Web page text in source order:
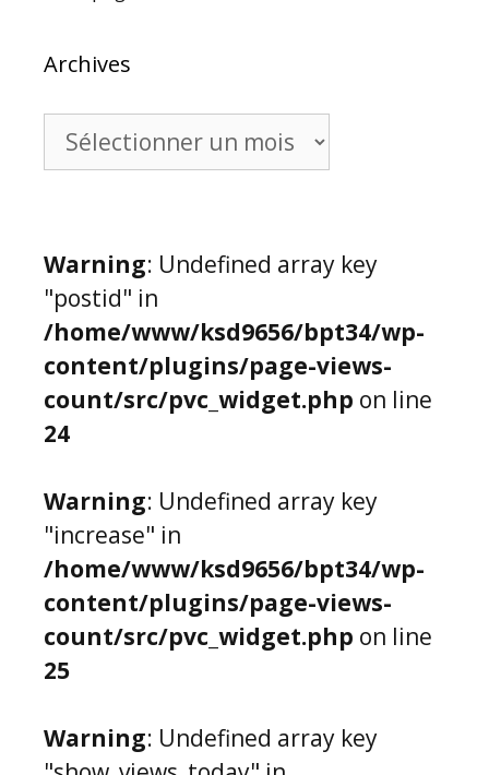
Archives
Warning: Undefined array key
"postid" in
/home/www/ksd9656/bpt34/wp-
content/plugins/page-views-
count/src/pvc_widget.php on line
24
Warning: Undefined array key
"increase" in
/home/www/ksd9656/bpt34/wp-
content/plugins/page-views-
count/src/pvc_widget.php on line
25
Warning: Undefined array key